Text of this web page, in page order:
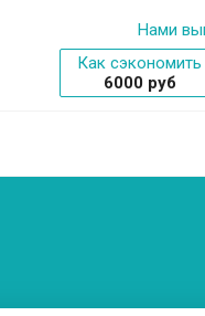
Нами
Как сэкономить
6000 руб